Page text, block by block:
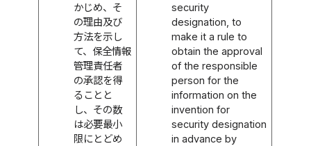
かじめ、そ
の理由及び
方法を示し
て、保全情報
管理責任者
の承認を得
ることと
し、その数
は必要最小
限にとどめ
security
designation, to
make it a rule to
obtain the approval
of the responsible
person for the
information on the
invention for
security designation
in advance by